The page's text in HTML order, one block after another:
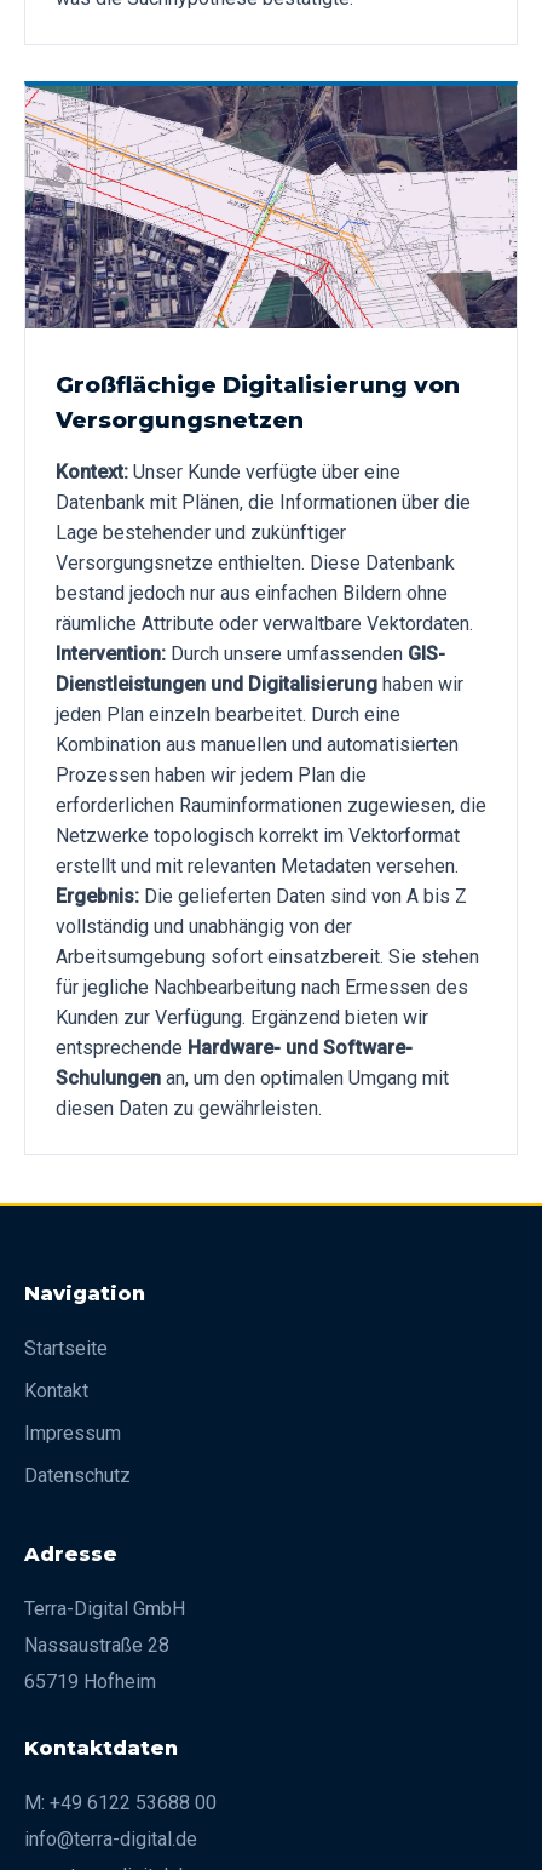
Großflächige Digitalisierung von
Versorgungsnetzen
Kontext: Unser Kunde verfügte über eine
Datenbank mit Plänen, die Informationen über die
Lage bestehender und zukünftiger
Versorgungsnetze enthielten. Diese Datenbank
bestand jedoch nur aus einfachen Bildern ohne
räumliche Attribute oder verwaltbare Vektordaten.
Intervention: Durch unsere umfassenden GIS-
Dienstleistungen und Digitalisierung haben wir
jeden Plan einzeln bearbeitet. Durch eine
Kombination aus manuellen und automatisierten
Prozessen haben wir jedem Plan die
erforderlichen Rauminformationen zugewiesen, die
Netzwerke topologisch korrekt im Vektorformat
erstellt und mit relevanten Metadaten versehen.
Ergebnis: Die gelieferten Daten sind von A bis Z
vollständig und unabhängig von der
Arbeitsumgebung sofort einsatzbereit. Sie stehen
für jegliche Nachbearbeitung nach Ermessen des
Kunden zur Verfügung. Ergänzend bieten wir
entsprechende Hardware- und Software-
Schulungen an, um den optimalen Umgang mit
diesen Daten zu gewährleisten.
Navigation
Startseite
Kontakt
Impressum
Datenschutz
Adresse
Terra-Digital GmbH
Nassaustraße 28
65719 Hofheim
Kontaktdaten
M: +49 6122 53688 00
info@terra-digital.de